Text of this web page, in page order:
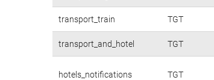
transport_train TGT
transport_and_hotel TGT
hotels_notifications TGT